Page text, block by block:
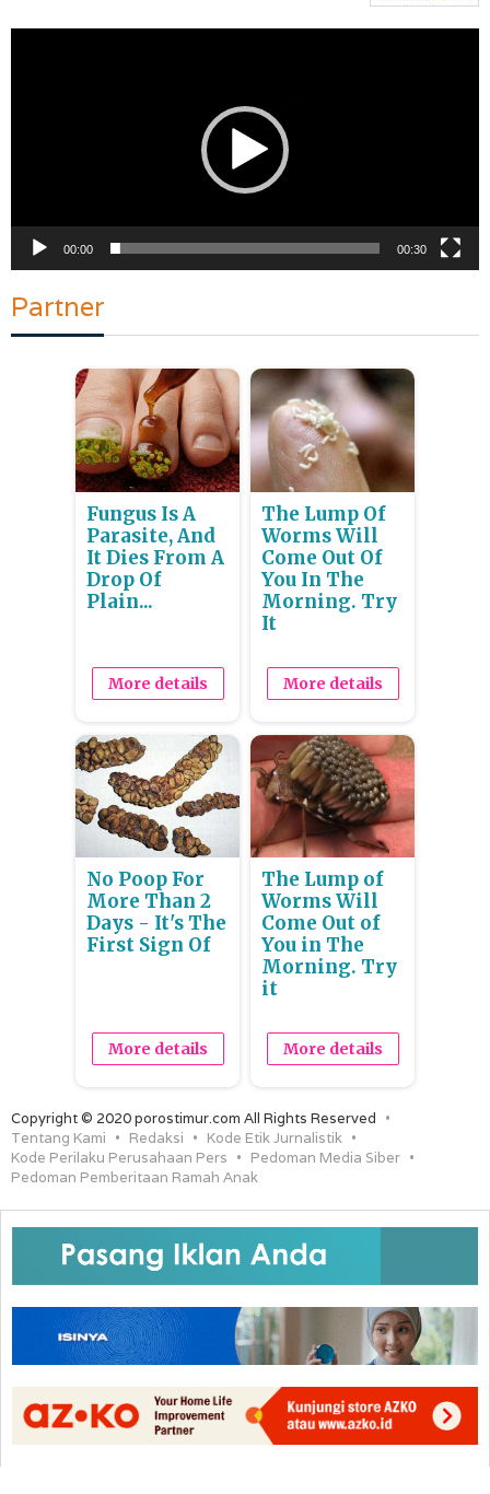
00:00 00:30
Partner
Fungus Is A
Parasite, And
It Dies From A
Drop Of
Plain...
More details
The Lump Of
Worms Will
Come Out Of
You In The
Morning. Try
It
More details
No Poop For
More Than 2
Days - It's The
First Sign Of
More details
The Lump of
Worms Will
Come Out of
You in The
Morning. Try
it
More details
Copyright © 2020 porostimur.com All Rights Reserved
Tentang Kami
Redaksi
Kode Etik Jurnalistik
Kode Perilaku Perusahaan Pers
Pedoman Media Siber
Pedoman Pemberitaan Ramah Anak